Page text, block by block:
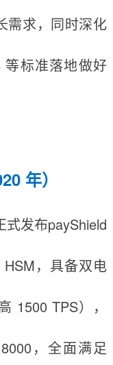
需求，同时深化
等标准落地做好
年）
发布payShield
，具备双电
1500 TPS），
，全面满足